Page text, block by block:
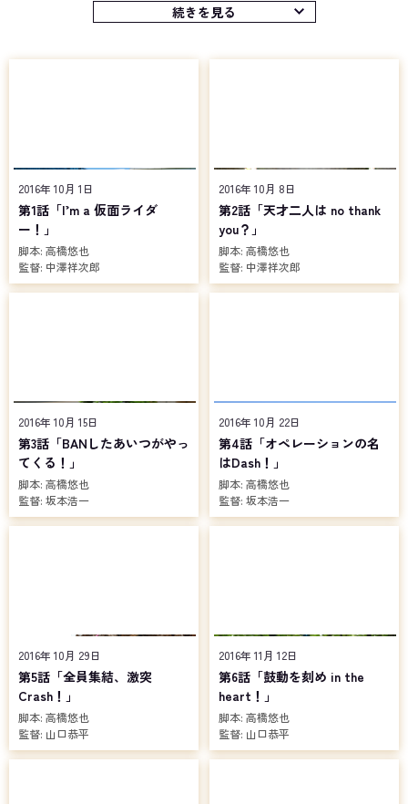
き小児科医研修医が選ばれる。その名は〝天才ゲーマーＭ〟の異名
続きを見る
2016年 10月 1日
第1話「I’m a 仮面ライダ
ー！」
脚本: 高橋悠也
監督: 中澤祥次郎
2016年 10月 8日
第2話「天才二人は no thank
you？」
脚本: 高橋悠也
監督: 中澤祥次郎
2016年 10月 15日
第3話「BANしたあいつがやっ
てくる！」
脚本: 高橋悠也
監督: 坂本浩一
2016年 10月 22日
第4話「オペレーションの名
はDash！」
脚本: 高橋悠也
監督: 坂本浩一
2016年 10月 29日
第5話「全員集結、激突
Crash！」
脚本: 高橋悠也
監督: 山口恭平
2016年 11月 12日
第6話「鼓動を刻め in the
heart！」
脚本: 高橋悠也
監督: 山口恭平